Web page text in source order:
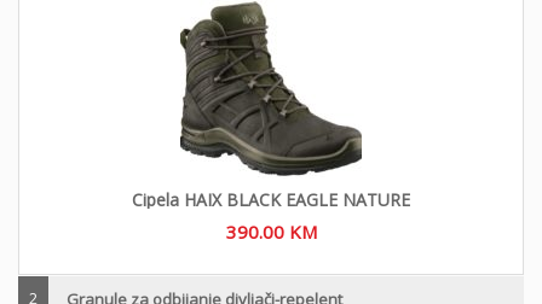
Cipela HAIX BLACK EAGLE NATURE
390.00 KM
2 Granule za odbijanje divljači-repelent